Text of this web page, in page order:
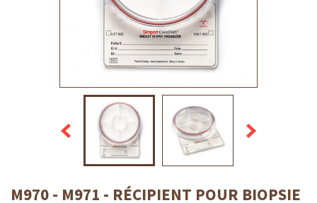
M970 - M971 - RÉCIPIENT POUR BIOPSIE